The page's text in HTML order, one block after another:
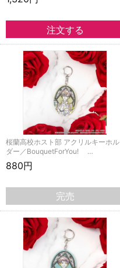
桜蘭高校ホスト部 アクリルキーホル
ダー／BouquetForYou! …
880円
完売